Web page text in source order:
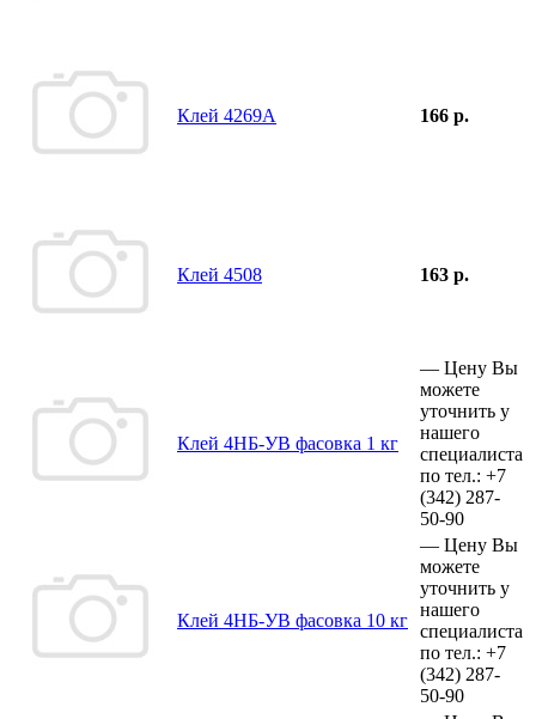
Клей 4269А 166 р.
Клей 4508 163 р.
Клей 4НБ-УВ фасовка 1 кг
— Цену Вы
можете
уточнить у
нашего
специалиста
по тел.: +7
(342) 287-
50-90
Клей 4НБ-УВ фасовка 10 кг
— Цену Вы
можете
уточнить у
нашего
специалиста
по тел.: +7
(342) 287-
50-90